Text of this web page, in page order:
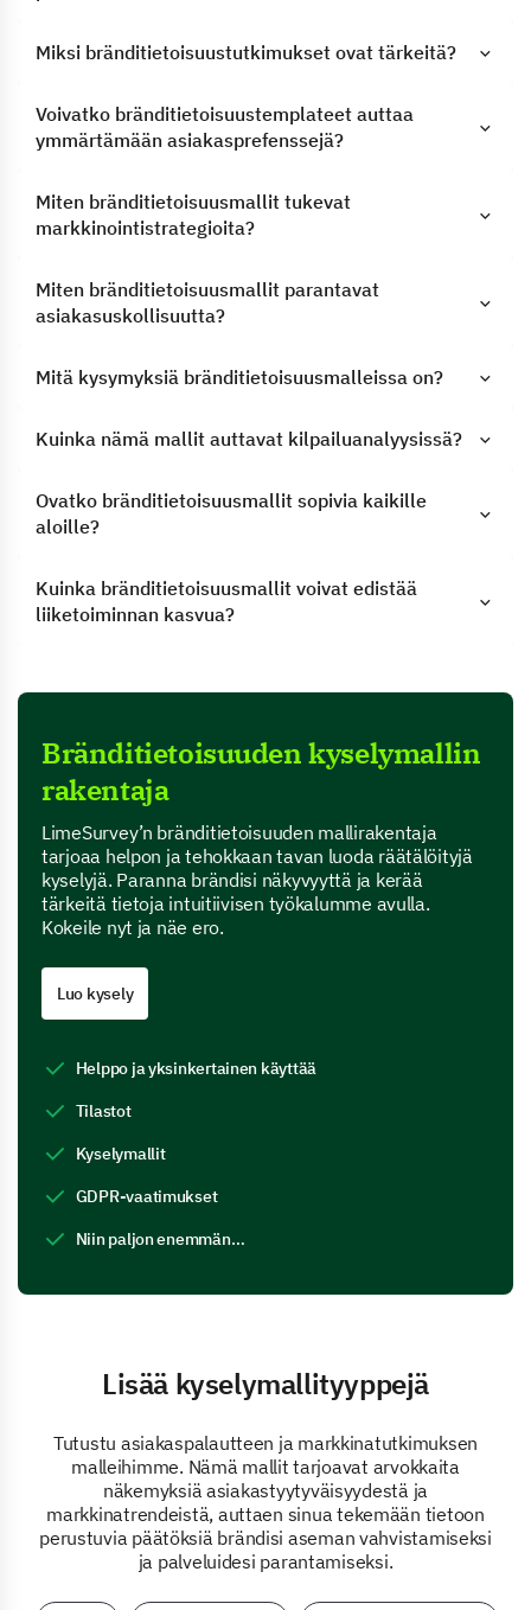
Miksi bränditietoisuustutkimukset ovat tärkeitä?
Voivatko bränditietoisuustemplateet auttaa
ymmärtämään asiakasprefenssejä?
Miten bränditietoisuusmallit tukevat
markkinointistrategioita?
Miten bränditietoisuusmallit parantavat
asiakasuskollisuutta?
Mitä kysymyksiä bränditietoisuusmalleissa on?
Kuinka nämä mallit auttavat kilpailuanalyysissä?
Ovatko bränditietoisuusmallit sopivia kaikille
aloille?
Kuinka bränditietoisuusmallit voivat edistää
liiketoiminnan kasvua?
Bränditietoisuuden kyselymallin
rakentaja
LimeSurvey’n bränditietoisuuden mallirakentaja
tarjoaa helpon ja tehokkaan tavan luoda räätälöityjä
kyselyjä. Paranna brändisi näkyvyyttä ja kerää
tärkeitä tietoja intuitiivisen työkalumme avulla.
Kokeile nyt ja näe ero.
Luo kysely
Helppo ja yksinkertainen käyttää
Tilastot
Kyselymallit
GDPR-vaatimukset
Niin paljon enemmän…
Lisää kyselymallityyppejä
Tutustu asiakaspalautteen ja markkinatutkimuksen
malleihimme. Nämä mallit tarjoavat arvokkaita
näkemyksiä asiakastyytyväisyydestä ja
markkinatrendeistä, auttaen sinua tekemään tietoon
perustuvia päätöksiä brändisi aseman vahvistamiseksi
ja palveluidesi parantamiseksi.